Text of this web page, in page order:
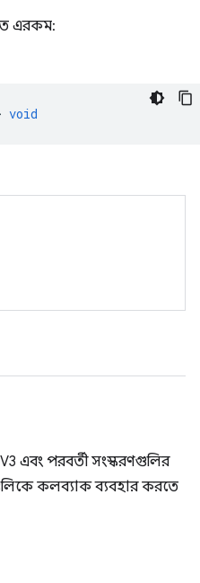
এরকম:
void
এবং পরবর্তী সংস্করণগুলির
কলব্যাক ব্যবহার করতে